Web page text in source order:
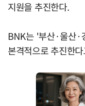
지원을 추진한다.
BNK는 '부산·울산·
본격적으로 추진한